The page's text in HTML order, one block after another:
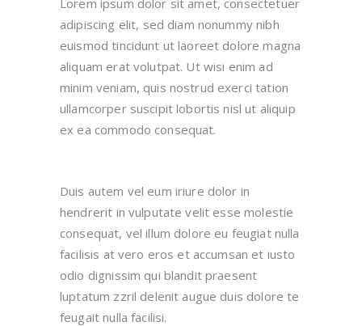
adipiscing elit, sed diam nonummy nibh
euismod tincidunt ut laoreet dolore magna
aliquam erat volutpat. Ut wisi enim ad
minim veniam, quis nostrud exerci tation
ullamcorper suscipit lobortis nisl ut aliquip
ex ea commodo consequat.
Duis autem vel eum iriure dolor in
hendrerit in vulputate velit esse molestie
consequat, vel illum dolore eu feugiat nulla
facilisis at vero eros et accumsan et iusto
odio dignissim qui blandit praesent
luptatum zzril delenit augue duis dolore te
feugait nulla facilisi.